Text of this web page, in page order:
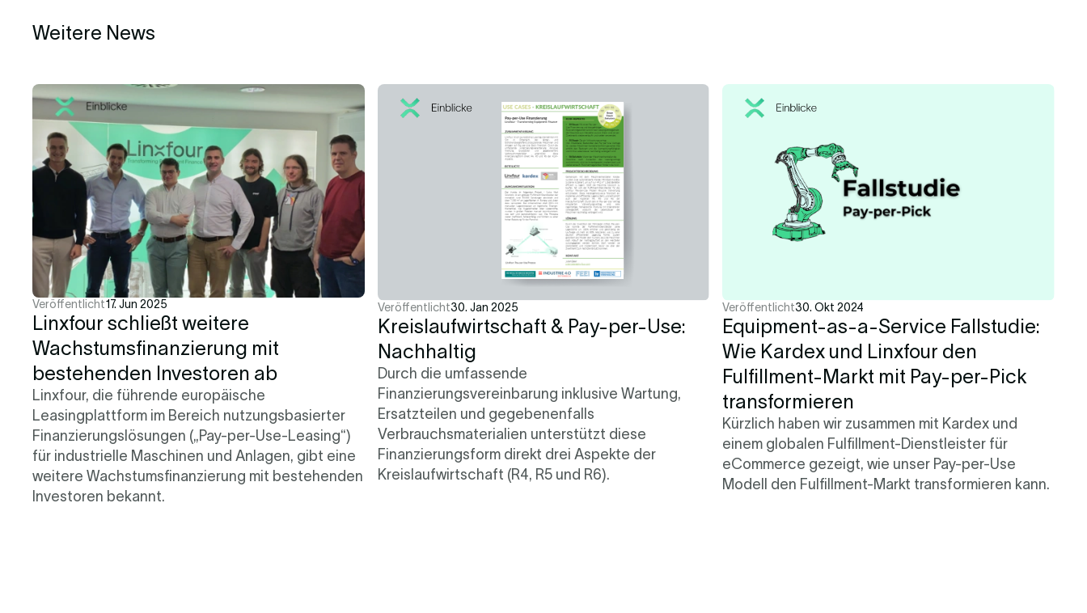
Weitere News
Veröffentlicht17. Jun 2025
Linxfour schließt weitere
Wachstumsfinanzierung mit
bestehenden Investoren ab
Linxfour, die führende europäische
Leasingplattform im Bereich nutzungsbasierter
Finanzierungslösungen („Pay-per-Use-Leasing“)
für industrielle Maschinen und Anlagen, gibt eine
weitere Wachstumsfinanzierung mit bestehenden
Investoren bekannt.
Veröffentlicht30. Jan 2025
Kreislaufwirtschaft & Pay-per-Use:
Nachhaltig
Durch die umfassende
Finanzierungsvereinbarung inklusive Wartung,
Ersatzteilen und gegebenenfalls
Verbrauchsmaterialien unterstützt diese
Finanzierungsform direkt drei Aspekte der
Kreislaufwirtschaft (R4, R5 und R6).
Veröffentlicht30. Okt 2024
Equipment-as-a-Service Fallstudie:
Wie Kardex und Linxfour den
Fulfillment-Markt mit Pay-per-Pick
transformieren
Kürzlich haben wir zusammen mit Kardex und
einem globalen Fulfillment-Dienstleister für
eCommerce gezeigt, wie unser Pay-per-Use
Modell den Fulfillment-Markt transformieren kann.